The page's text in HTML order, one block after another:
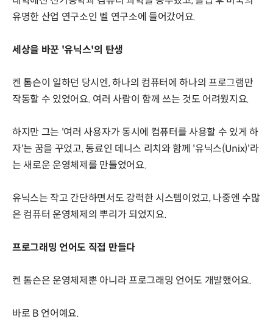
유명한 산업 연구소인 벨 연구소에 들어갔어요.
세상을 바꾼 '유닉스'의 탄생
켄 톰슨이 일하던 당시엔, 하나의 컴퓨터에 하나의 프로그램만
작동할 수 있었어요. 여러 사람이 함께 쓰는 것도 어려웠지요.
하지만 그는 '여러 사용자가 동시에 컴퓨터를 사용할 수 있게 하
자'는 꿈을 꾸었고, 동료인 데니스 리치와 함께 '유닉스(Unix)'라
는 새로운 운영체제를 만들었어요.
유닉스는 작고 간단하면서도 강력한 시스템이었고, 나중엔 수많
은 컴퓨터 운영체제의 뿌리가 되었지요.
프로그래밍 언어도 직접 만들다
켄 톰슨은 운영체제뿐 아니라 프로그래밍 언어도 개발했어요.
바로 B 언어예요.